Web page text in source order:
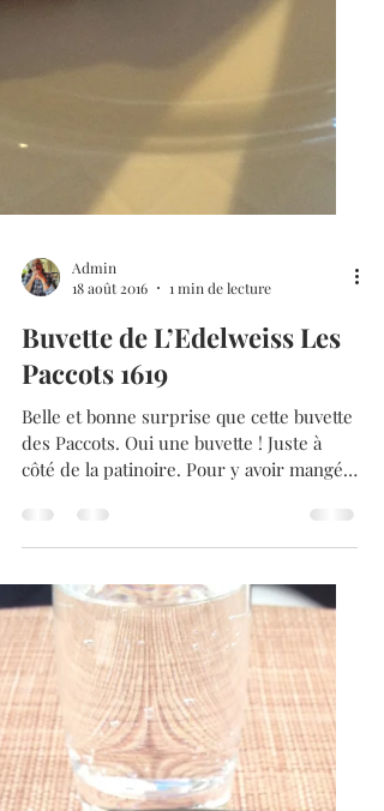
Admin
Buvette de L’Edelweiss Les
Paccots 1619
Belle et bonne surprise que cette buvette
des Paccots. Oui une buvette ! Juste à
côté de la patinoire. Pour y avoir mangé
plusieurs fois,...